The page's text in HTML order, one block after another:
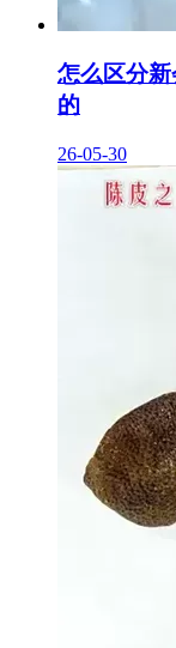
怎么区分
的
26-05-30